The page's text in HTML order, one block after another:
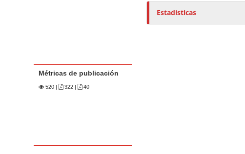
Métricas de publicación
520| 322 | 40
Estadísticas